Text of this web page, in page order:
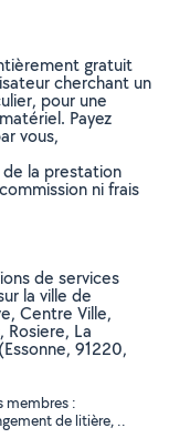
gratuit
cherchant un
pour une
Payez
vous,
de la prestation
ni frais
de services
la ville de
Centre Ville,
Rosiere, La
91220,
membres :
de litière, ..